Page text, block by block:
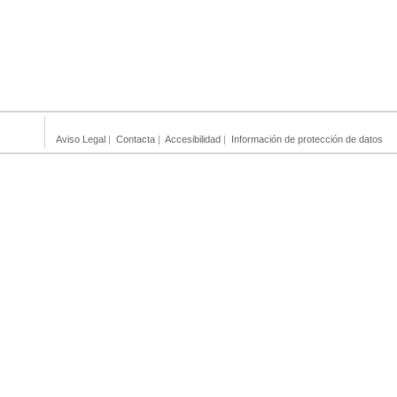
Aviso Legal | Contacta | Accesibilidad | Información de protección de datos